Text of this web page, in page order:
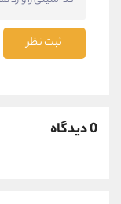
ثبت نظر
0 دیدگاه